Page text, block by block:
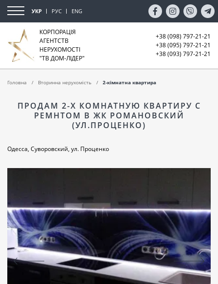
УКР РУС ENG
КОРПОРАЦІЯ
АГЕНТСТВ
НЕРУХОМОСТІ
"ТВ ДОМ-ЛІДЕР"
+38 (098) 797-21-21
+38 (095) 797-21-21
+38 (093) 797-21-21
Головна Вторинна нерухомість 2-кімнатна квартира
ПРОДАМ 2-Х КОМНАТНУЮ КВАРТИРУ С
РЕМНТОМ В ЖК РОМАНОВСКИЙ
(УЛ.ПРОЦЕНКО)
Одесса, Суворовский, ул. Проценко